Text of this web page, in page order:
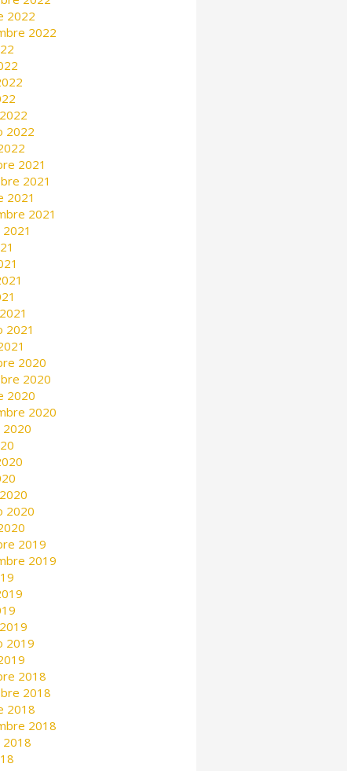
2022
2022
2022
2021
2021
2021
2021
2021
2020
2020
2020
2020
2020
2019
2019
2019
2018
2018
2018
2018